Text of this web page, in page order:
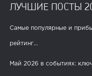
ЛУЧШИЕ ПОСТЫ
Самые популярные и
рейтинг...
Май 2026 в событиях: